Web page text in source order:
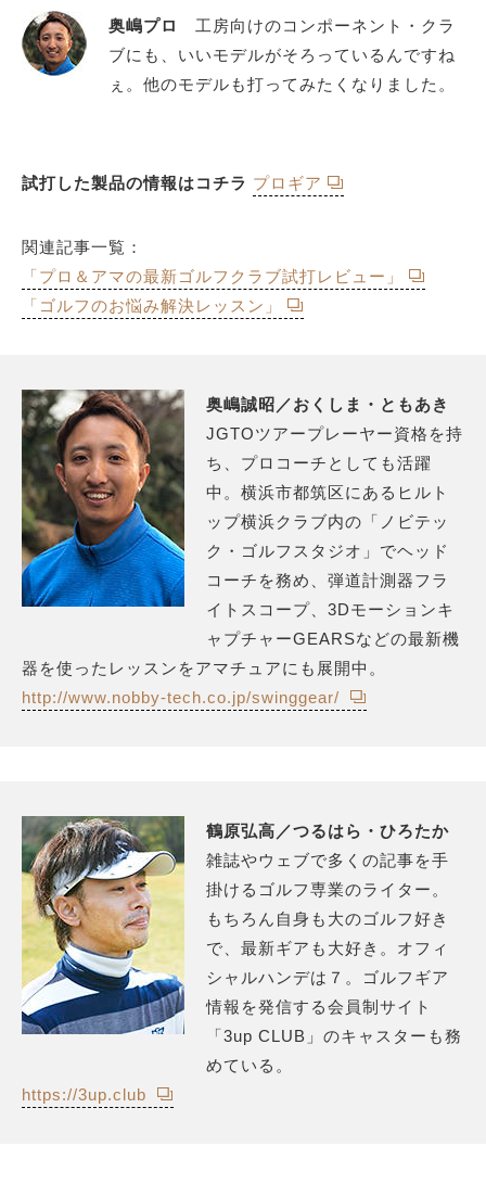
奥嶋プロ
工房向けのコンポーネント・クラ
ブにも、いいモデルがそろっているんですね
ぇ。他のモデルも打ってみたくなりました。
試打した製品の情報はコチラ プロギア
関連記事一覧：
「プロ＆アマの最新ゴルフクラブ試打レビュー」
「ゴルフのお悩み解決レッスン」
奥嶋誠昭／おくしま・ともあき
JGTOツアープレーヤー資格を持
ち、プロコーチとしても活躍
中。横浜市都筑区にあるヒルト
ップ横浜クラブ内の「ノビテッ
ク・ゴルフスタジオ」でヘッド
コーチを務め、弾道計測器フラ
イトスコープ、3Dモーションキ
ャプチャーGEARSなどの最新機
器を使ったレッスンをアマチュアにも展開中。
http://www.nobby-tech.co.jp/swinggear/
鶴原弘高／つるはら・ひろたか
雑誌やウェブで多くの記事を手
掛けるゴルフ専業のライター。
もちろん自身も大のゴルフ好き
で、最新ギアも大好き。オフィ
シャルハンデは７。ゴルフギア
情報を発信する会員制サイト
「3up CLUB」のキャスターも務
めている。
https://3up.club